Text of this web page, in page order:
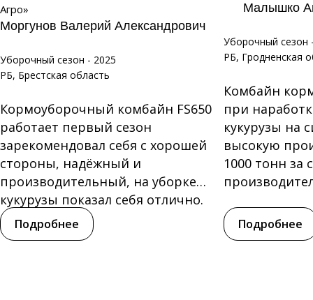
Агро»
Моргунов Валерий Александрович
Уборочный сезон - 2025
РБ, Брестская область
Кормоуборочный комбайн FS650
работает первый сезон
зарекомендовал себя с хорошей
стороны, надёжный и
производительный, на уборке
кукурузы показал себя отлично.
Нареканий по...
Подробнее
Малышко
Уборочный сезон
РБ, Гродненская
Комбайн
при
кукурузы на
высокую
1000 тонн за
Подробнее